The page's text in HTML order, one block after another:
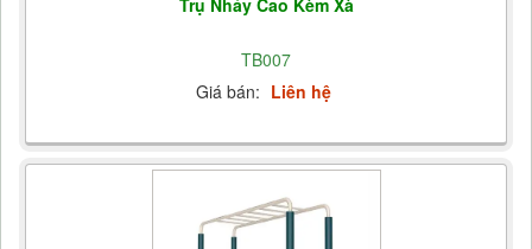
Trụ Nhảy Cao Kèm Xà
TB007
Giá bán: Liên hệ